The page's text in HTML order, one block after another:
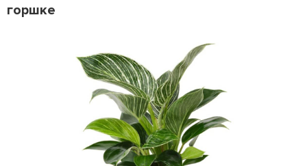
горшке